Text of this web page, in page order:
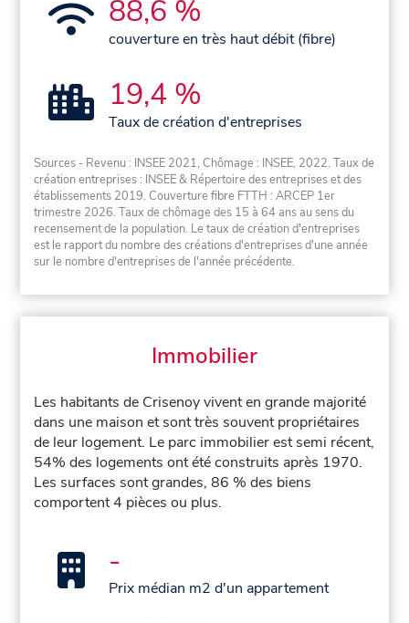
88,6 %
couverture en très haut débit (fibre)
19,4 %
Taux de création d'entreprises
Sources - Revenu : INSEE 2021, Chômage : INSEE, 2022. Taux de
création entreprises : INSEE & Répertoire des entreprises et des
établissements 2019. Couverture fibre FTTH : ARCEP 1er
trimestre 2026. Taux de chômage des 15 à 64 ans au sens du
recensement de la population. Le taux de création d'entreprises
est le rapport du nombre des créations d'entreprises d'une année
sur le nombre d'entreprises de l'année précédente.
Immobilier
Les habitants de Crisenoy vivent en grande majorité
dans une maison et sont très souvent propriétaires
de leur logement. Le parc immobilier est semi récent,
54% des logements ont été construits après 1970.
Les surfaces sont grandes, 86 % des biens
comportent 4 pièces ou plus.
-
Prix médian m2 d'un appartement